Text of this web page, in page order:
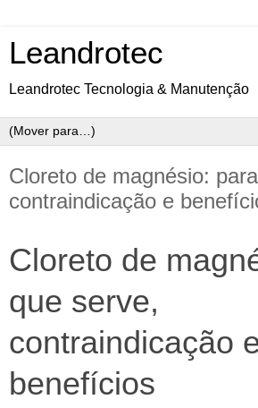
Leandrotec
Leandrotec Tecnologia & Manutenção
Cloreto de magnésio:
contraindicação e
Cloreto de
que serve,
contraindicação
benefícios